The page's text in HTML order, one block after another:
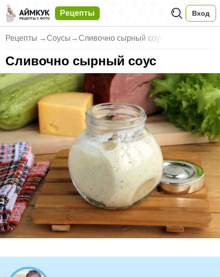
Рецепты Вход
Рецепты → Соусы → Сливочно сырный соус
Сливочно сырный соус